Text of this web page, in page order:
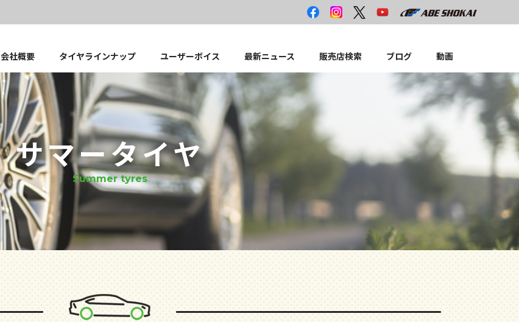
会社概要 タイヤラインナップ ユーザーボイス 最新ニュース 販売店検索 ブログ 動画
サマータイヤ
Summer tyres